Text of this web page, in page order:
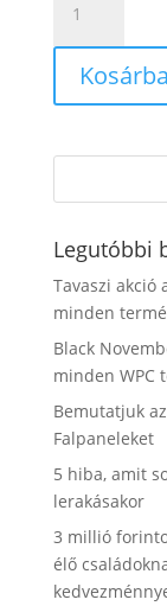
fém
klipsz
Woody
Legutóbbi
Tavaszi akció
minden
Black
minden WPC
Bemutatjuk
Falpaneleket
5 hiba, amit
lerakásakor
3 millió
élő